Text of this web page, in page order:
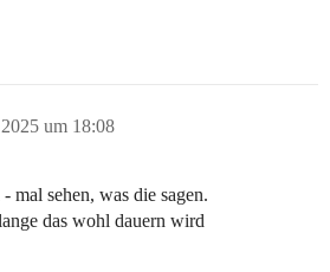
um 18:08
mal sehen, was die sagen.
das wohl dauern wird